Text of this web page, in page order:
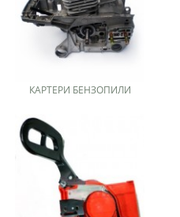
КАРТЕРИ БЕНЗОПИЛИ